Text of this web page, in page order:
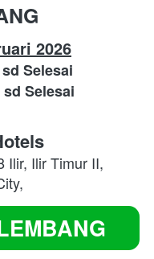
2026
Selesai
Selesai
Ilir, Ilir Timur II,